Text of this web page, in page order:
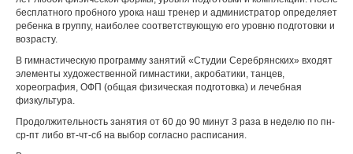
бесплатного пробного урока наш тренер и администратор определяет
ребенка в группу, наиболее соответствующую его уровню подготовки и
возрасту.
В гимнастическую программу занятий «Студии Серебрянских» входят
элементы художественной гимнастики, акробатики, танцев,
хореография, ОФП (общая физическая подготовка) и лечебная
физкультура.
Продолжительность занятия от 60 до 90 минут 3 раза в неделю по пн-
ср-пт либо вт-чт-сб на выбор согласно расписания.